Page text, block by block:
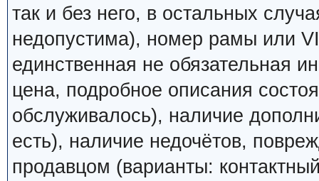
так и без него, в остальных
недопустима), номер рамы или
единственная не обязательная
цена, подробное описания
обслуживалось), наличие
есть), наличие недочётов,
продавцом (варианты: